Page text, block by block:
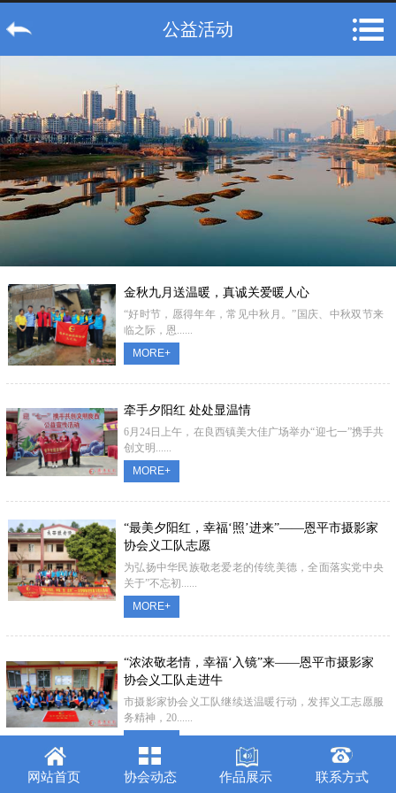
公益活动
金秋九月送温暖，真诚关爱暖人心
“好时节，愿得年年，常见中秋月。”国庆、中秋双节来
临之际，恩......
MORE+
牵手夕阳红 处处显温情
6月24日上午，在良西镇美大佳广场举办“迎七一”携手共
创文明......
MORE+
“最美夕阳红，幸福‘照’进来”——恩平市摄影家
协会义工队志愿
为弘扬中华民族敬老爱老的传统美德，全面落实党中央
关于”不忘初......
MORE+
“浓浓敬老情，幸福‘入镜”来——恩平市摄影家
协会义工队走进牛
市摄影家协会义工队继续送温暖行动，发挥义工志愿服
务精神，20......
网站首页 协会动态 作品展示 联系方式